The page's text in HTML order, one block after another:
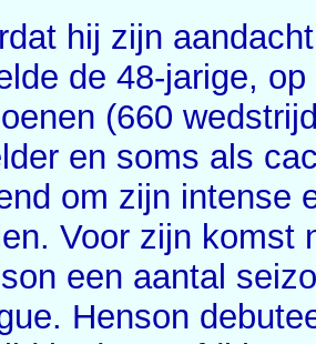
hij zijn
de 48-jarige,
(660
en soms als
om zijn intense
Voor zijn komst
een aantal
Henson